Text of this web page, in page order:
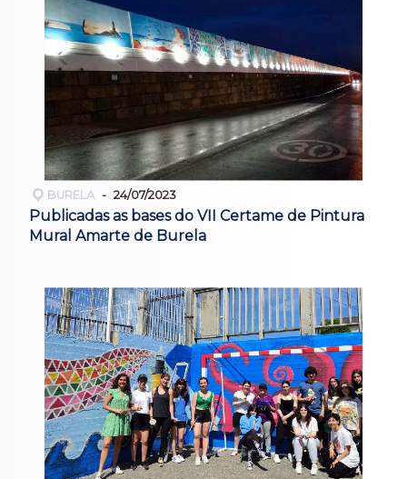
BURELA 24/07/2023
Publicadas as bases do VII Certame de Pintura
Mural Amarte de Burela